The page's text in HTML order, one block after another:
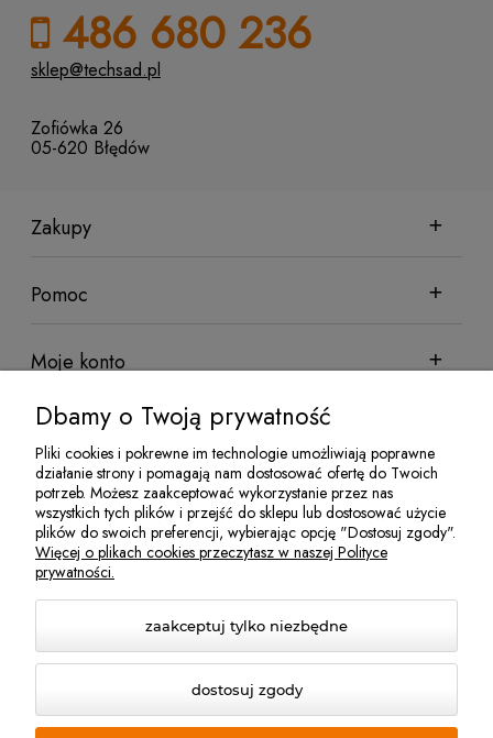
486 680 236
sklep@techsad.pl
Zofiówka 26
05-620 Błędów
Zakupy
Pomoc
Moje konto
Informacje
Sklep sadowniczy Techsad | Zofiówka 26, 05-620 Błędów | NIP:
7972081952 | REGON: 524100078 | Email:jakubisiak@techsad.pl
Dbamy o Twoją prywatność
Pliki cookies i pokrewne im technologie umożliwiają poprawne
działanie strony i pomagają nam dostosować ofertę do Twoich
potrzeb. Możesz zaakceptować wykorzystanie przez nas
wszystkich tych plików i przejść do sklepu lub dostosować użycie
plików do swoich preferencji, wybierając opcję "Dostosuj zgody".
Więcej o plikach cookies przeczytasz w naszej Polityce
prywatności.
zaakceptuj tylko niezbędne
dostosuj zgody